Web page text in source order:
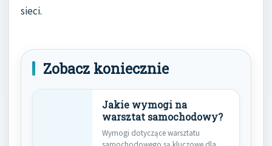
sieci.
Zobacz koniecznie
Jakie wymogi na
warsztat samochodowy?
Wymogi dotyczące warsztatu